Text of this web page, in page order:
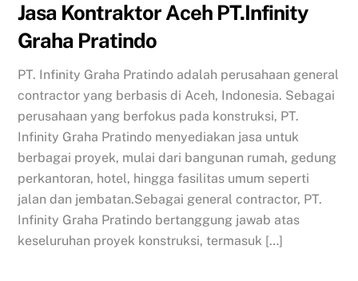
Jasa Kontraktor Aceh PT.Infinity
Graha Pratindo
PT. Infinity Graha Pratindo adalah perusahaan general
contractor yang berbasis di Aceh, Indonesia. Sebagai
perusahaan yang berfokus pada konstruksi, PT.
Infinity Graha Pratindo menyediakan jasa untuk
berbagai proyek, mulai dari bangunan rumah, gedung
perkantoran, hotel, hingga fasilitas umum seperti
jalan dan jembatan.Sebagai general contractor, PT.
Infinity Graha Pratindo bertanggung jawab atas
keseluruhan proyek konstruksi, termasuk […]